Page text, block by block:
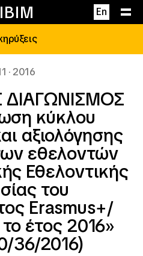
En
· 2016
κύκλου
αξιολόγησης
εθελοντών
Εθελοντικής
του
Erasmus+/
έτος 2016»
36/2016)